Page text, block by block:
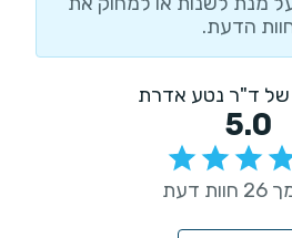
הדעת.
של ד"ר נטע אדרת
5.0
דעת